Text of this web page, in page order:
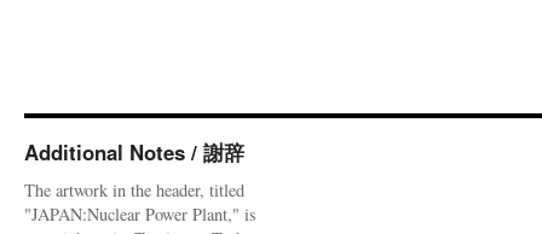
Additional Notes / 謝辞
The artwork in the header, titled
"JAPAN:Nuclear Power Plant," is